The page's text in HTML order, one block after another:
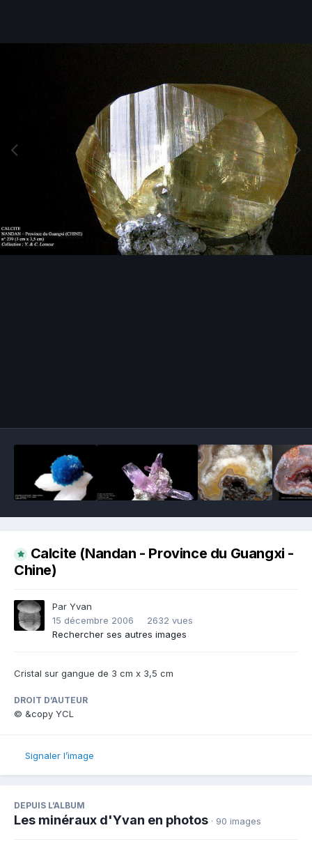
Calcite (Nandan - Province du Guangxi -
Chine)
Par Yvan
15 décembre 2006
2632 vues
Rechercher ses autres images
Cristal sur gangue de 3 cm x 3,5 cm
DROIT D’AUTEUR
© &copy YCL
Signaler l’image
DEPUIS L’ALBUM
Les minéraux d'Yvan en photos · 90 images